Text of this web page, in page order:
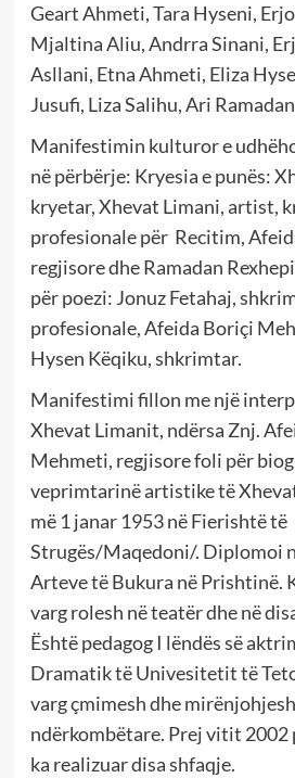
Geart Ahmeti, Tara Hyseni,
Mjaltina Aliu, Andrra Sinani,
Asllani, Etna Ahmeti, Eliza
Jusufi, Liza Salihu, Ari
Manifestimin kulturor e
në përbërje: Kryesia e punës:
kryetar, Xhevat Limani, artist,
profesionale për Recitim,
regjisore dhe Ramadan
për poezi: Jonuz Fetahaj,
profesionale, Afeida Boriçi
Hysen Këqiku, shkrimtar.
Manifestimi fillon me një
Xhevat Limanit, ndërsa Znj.
Mehmeti, regjisore foli për
veprimtarinë artistike të
më 1 janar 1953 në Fierishtë të
Strugës/Maqedoni/. Diplomoi
Arteve të Bukura në Prishtinë.
varg rolesh në teatër dhe në
Është pedagog I lëndës së
Dramatik të Univesitetit të
varg çmimesh dhe
ndërkombëtare. Prej vitit 2002
ka realizuar disa shfaqje.